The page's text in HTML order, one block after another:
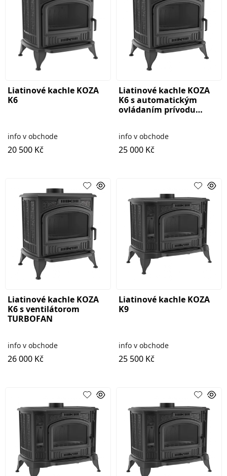
Liatinové kachle KOZA
K6
info v obchode
20 500 Kč
Liatinové kachle KOZA
K6 s automatickým
ovládaním prívodu
info v obchode
25 000 Kč
Liatinové kachle KOZA
K6 s ventilátorom
TURBOFAN
info v obchode
26 000 Kč
Liatinové kachle KOZA
K9
info v obchode
25 500 Kč